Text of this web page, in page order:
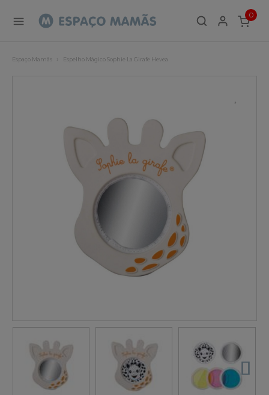
0
ITEMS
Espaço Mamãs Espelho Mágico Sophie La Girafe Hevea